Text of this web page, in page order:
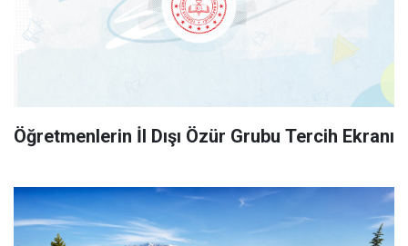
Öğretmenlerin İl Dışı Özür Grubu Tercih Ekranı